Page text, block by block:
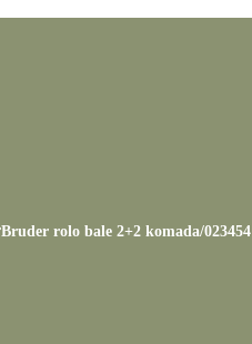
Bruder rolo bale 2+2 komada/023454